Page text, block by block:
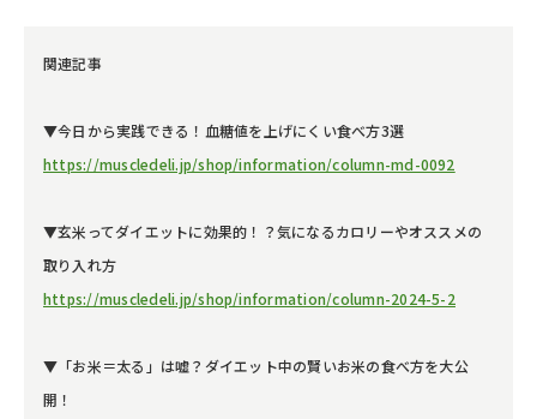
関連記事
▼今日から実践できる！血糖値を上げにくい食べ方3選
https://muscledeli.jp/shop/information/column-md-0092
▼玄米ってダイエットに効果的！？気になるカロリーやオススメの
取り入れ方
https://muscledeli.jp/shop/information/column-2024-5-2
▼「お米＝太る」は嘘？ダイエット中の賢いお米の食べ方を大公
開！